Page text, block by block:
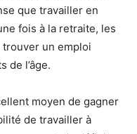
que travailler en
fois à la retraite, les
un emploi
de l’âge.
moyen de gagner
de travailler à